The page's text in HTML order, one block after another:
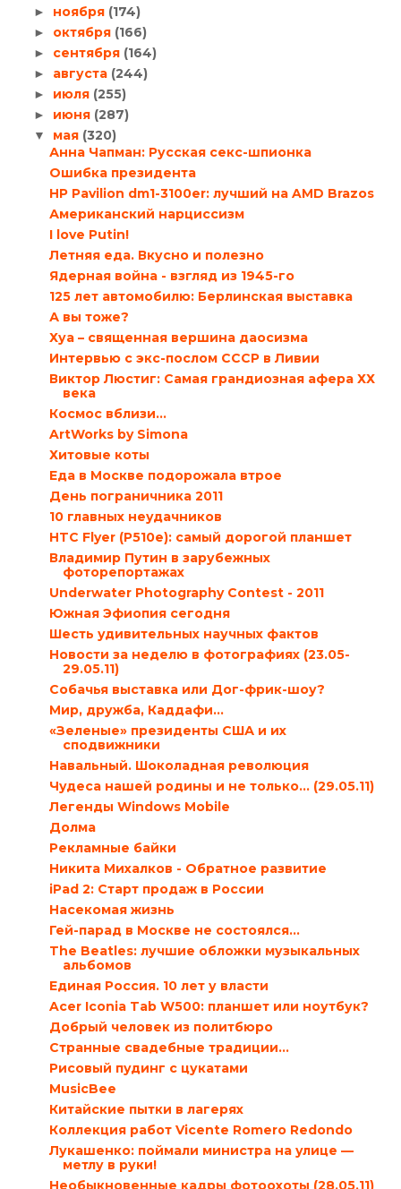
► ноября (174)
► октября (166)
► сентября (164)
► августа (244)
► июля (255)
► июня (287)
▼ мая (320)
Анна Чапман: Русская секс-шпионка
Ошибка президента
HP Pavilion dm1-3100er: лучший на AMD Brazos
Американский нарциссизм
I love Putin!
Летняя еда. Вкусно и полезно
Ядерная война - взгляд из 1945-го
125 лет автомобилю: Берлинская выставка
А вы тоже?
Хуа – священная вершина даосизма
Интервью с экс-послом СССР в Ливии
Виктор Люстиг: Самая грандиозная афера ХХ
века
Космос вблизи…
ArtWorks by Simona
Хитовые коты
Еда в Москве подорожала втрое
День пограничника 2011
10 главных неудачников
HTC Flyer (P510e): самый дорогой планшет
Владимир Путин в зарубежных
фоторепортажах
Underwater Photography Contest - 2011
Южная Эфиопия сегодня
Шесть удивительных научных фактов
Новости за неделю в фотографиях (23.05-
29.05.11)
Собачья выставка или Дог-фрик-шоу?
Мир, дружба, Каддафи…
«Зеленые» президенты США и их
сподвижники
Навальный. Шоколадная революция
Чудеса нашей родины и не только… (29.05.11)
Легенды Windows Mobile
Долма
Рекламные байки
Никита Михалков - Обратное развитие
iPad 2: Старт продаж в России
Насекомая жизнь
Гей-парад в Москве не состоялся…
The Beatles: лучшие обложки музыкальных
альбомов
Единая Россия. 10 лет у власти
Acer Iconia Tab W500: планшет или ноутбук?
Добрый человек из политбюро
Странные свадебные традиции…
Рисовый пудинг с цукатами
MusicBee
Китайские пытки в лагерях
Коллекция работ Vicente Romero Redondo
Лукашенко: поймали министра на улице —
метлу в руки!
Необыкновенные кадры фотоохоты (28.05.11)